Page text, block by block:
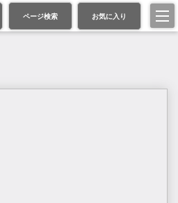
ページ検索 お気に入り